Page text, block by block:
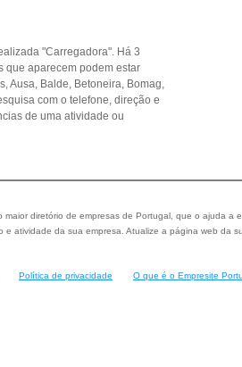
"Carregadora". Há 3
que aparecem podem estar
Ausa, Balde, Betoneira, Bomag,
com o telefone, direção e
de uma atividade ou
maior diretório de empresas de Portugal, que o ajuda a
e atividade da sua empresa. Atualize a página web da
Política de privacidade O que é o Empresite